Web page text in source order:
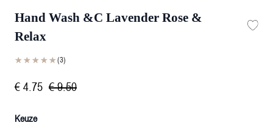
Hand Wash &C Lavender Rose &
Relax
☆☆☆☆☆
★★★★★(3)
€ 4.75 € 9.50
Keuze